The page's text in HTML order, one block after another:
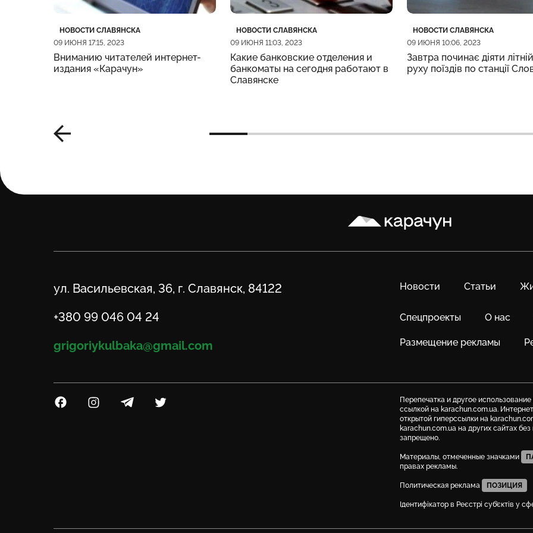
Категория
НОВОСТИ СЛАВЯНСКА
Дата публикации
09 ИЮНЯ 17:15, 2023
Вниманию читателей интернет-
издания «Карачун»
Категория
НОВОСТИ СЛАВЯНСКА
Дата публикации
09 ИЮНЯ 11:03, 2023
Какие банковские отделения и
банкоматы на сегодня работают в
Славянске
Категория
НОВОСТИ СЛАВЯНСКА
Дата публикации
09 ИЮНЯ 10:06, 2023
Завтра починає діяти
руху поїздів по станції
Карачун
Новости Статьи
Спецпроекты О нас
Размещение рекламы
Адрес
ул. Васильевская, 36, г. Славянск, 84122
Телефон
+380 99 046 04 24
Email
grigoriykulbaka@gmail.com
Посилання на Facebook
Посилання на Instagram
Посилання на Telegram
Посилання на Twitter
Перепечатка и другое
ссылкой на karachun.com.ua.
открытой гиперссылки на
karachun.com.ua на других сайтах
запрещено.
Материалы, отмеченные значками
правах рекламы.
Политическая реклама ПОЗИЦИЯ
Ідентифікатор в Реєстрі суб’єктів у